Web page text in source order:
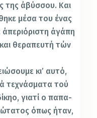
της άβύσσου. Και
μέσα του ένας
άγάπη
θεραπευτή τών
κι’ αυτό,
τεχνάσματα τού
γιατί ο παπα-
όπως ήταν,